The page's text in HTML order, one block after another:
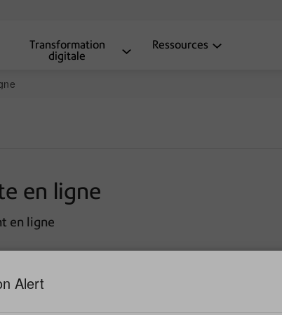
Alert
Transformation
digitale
Ressources
en ligne
en ligne
gérer votre compte en ligne, il faut simplement